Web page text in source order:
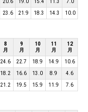
20.6 19.0 15.4 11.3 7.0
23.6 21.9 18.3 14.3 10.0
8
月
9
月
10
月
11
月
12
月
24.6 22.7 18.9 14.9 10.6
18.2 16.6 13.0 8.9 4.6
21.2 19.5 15.9 11.9 7.6